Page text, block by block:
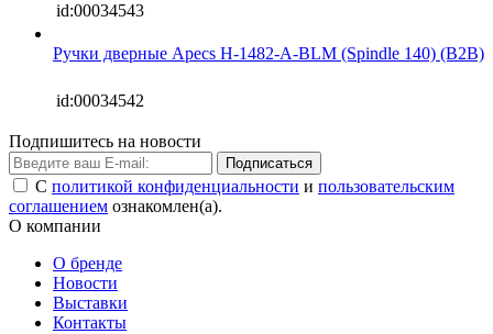
id:00034543
Ручки дверные Apecs H-1482-A-BLM (Spindle 140) (B2B)
id:00034542
Подпишитесь на новости
Подписаться
С политикой конфиденциальности и пользовательским
соглашением ознакомлен(а).
О компании
О бренде
Новости
Выставки
Контакты